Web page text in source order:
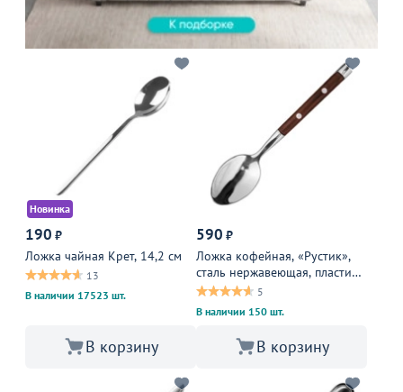
Новинка
190 ₽
Ложка чайная Крет, 14,2 см
13
В наличии 17523 шт.
В корзину
590 ₽
Ложка кофейная, «Рустик»,
сталь нержавеющая, пластик,
2 см, металлическая
5
В наличии 150 шт.
В корзину